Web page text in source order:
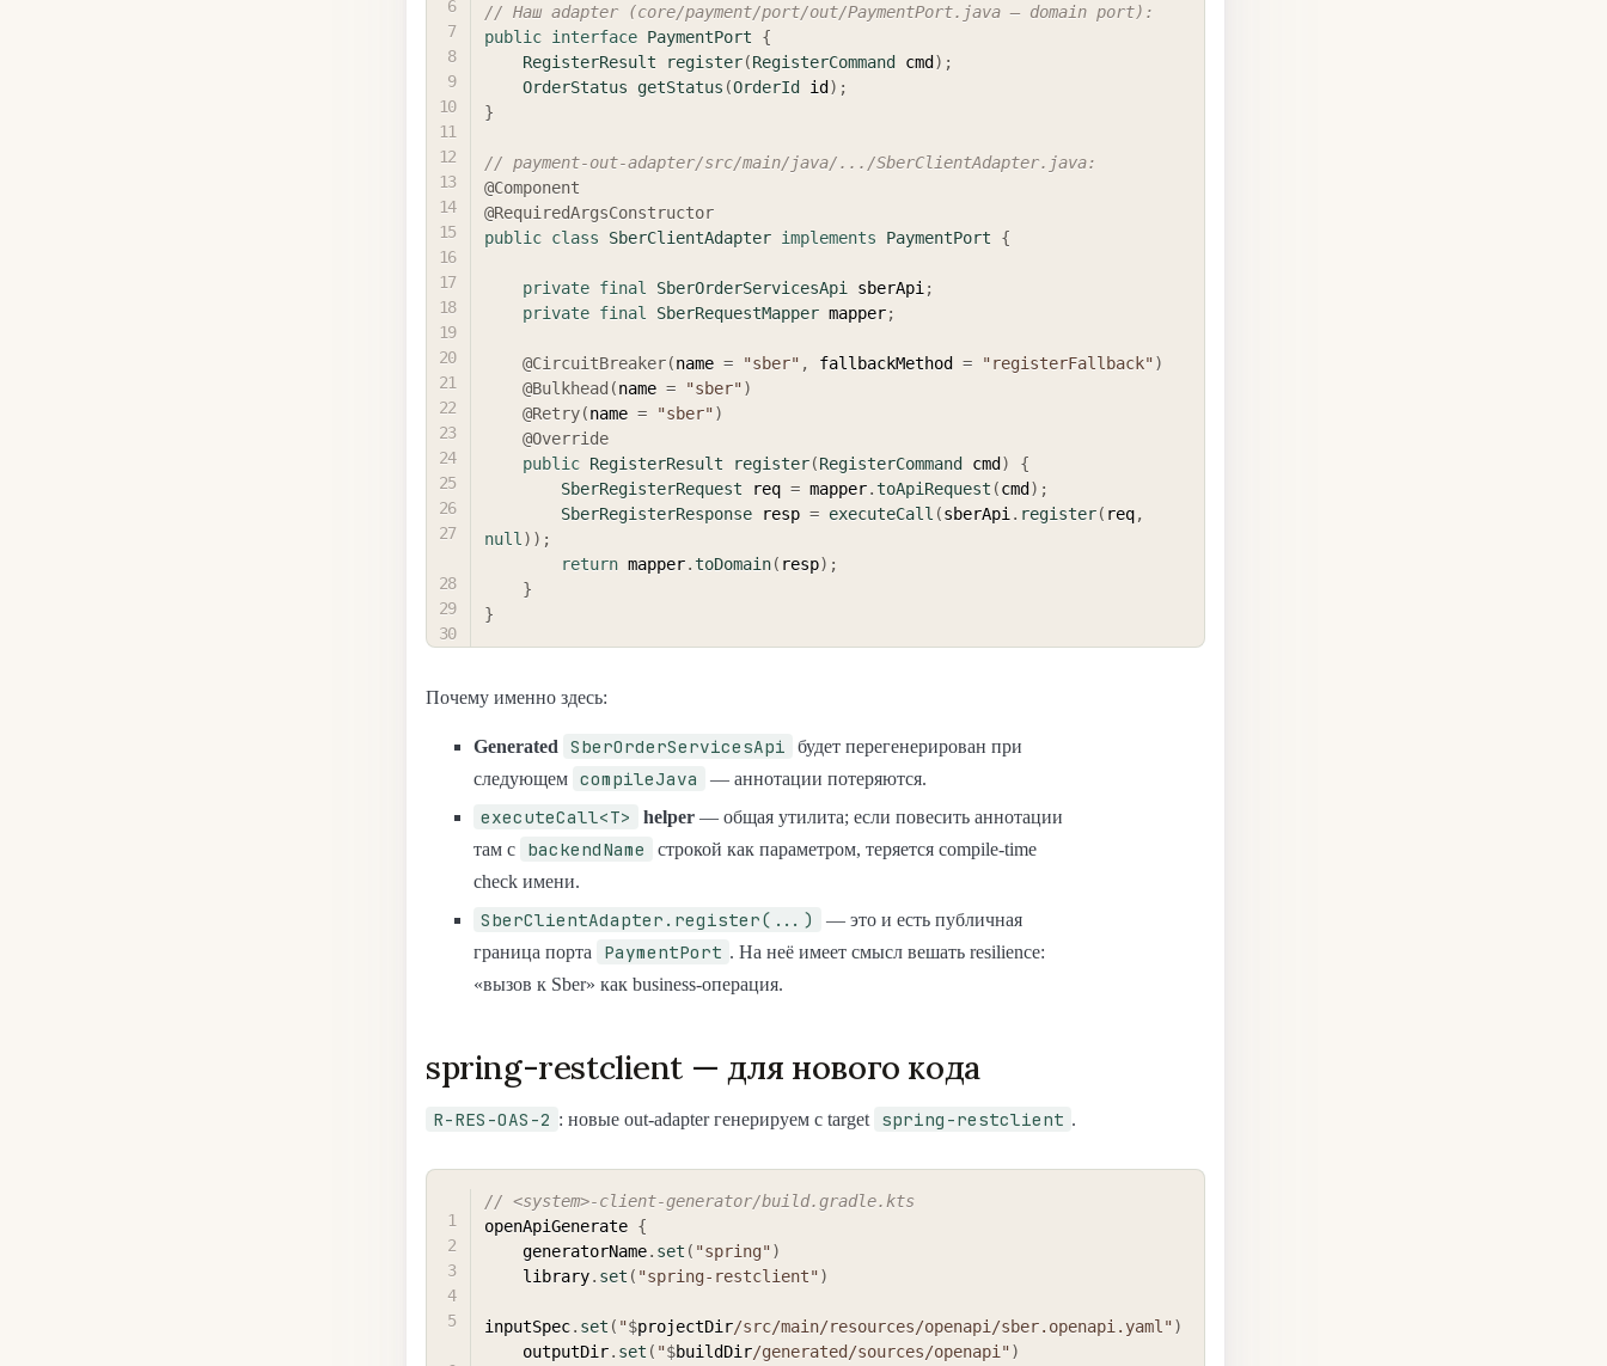
// Наш adapter (core/payment/port/out/PaymentPort.java — domain port):
public interface PaymentPort
{
RegisterResult
register(RegisterCommand cmd) ;
OrderStatus
getStatus (OrderId id) ;
}
// payment-out-adapter/src/main/java/.../SberClientAdapter.java:
@Component
@RequiredArgsConstructor
public class SberClientAdapter implements PaymentPort {
private final SberOrderServicesApi sberApi ;
private final SberRequestMapper mapper;
@CircuitBreaker(name = "sber" , fallbackMethod = "registerFallback")
@Bulkhead (name = "sber")
@Retry(name = "sber")
@Override
public RegisterResult register(RegisterCommand cmd)
{
SberRegisterRequest req = mapper.toApiRequest (cmd) ;
SberRegisterResponse resp = executeCall (sberApi . register( req,
null ) ) ;
return mapper.toDomain( resp) ;
}
}
Почему именно здесь:
Generated SberOrderServicesApi
будет перегенерирован при
следующем compileJava — аннотации потеряются.
executeCall<T> helper — общая утилита; если повесить аннотации
там с
backendName
строкой как параметром, теряется compile-time
check имени.
SberClientAdapter.register(...)
— это и есть публичная
граница порта
PaymentPort . На неё имеет смысл вешать resilience:
«вызов к Sber» как business-операция.
spring-restclient — для нового кода
R-RES-OAS-2 : новые out-adapter генерируем с target spring-restclient .
// <system>-client-generator/build.gradle.kts
openApiGenerate {
    generatorName
. set ( "spring")
    library
. set ( "spring-restclient")
inputSpec. set ( "$projectDir/src/main/resources/openapi/sber.openapi.yaml")
    outputDir
. set ( "$buildDir/generated/sources/openapi")